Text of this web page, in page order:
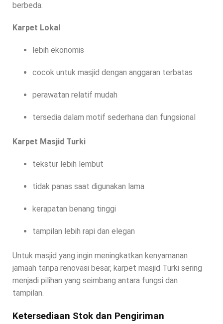
berbeda.
Karpet Lokal
lebih ekonomis
cocok untuk masjid dengan anggaran terbatas
perawatan relatif mudah
tersedia dalam motif sederhana dan fungsional
Karpet Masjid Turki
tekstur lebih lembut
tidak panas saat digunakan lama
kerapatan benang tinggi
tampilan lebih rapi dan elegan
Untuk masjid yang ingin meningkatkan kenyamanan
jamaah tanpa renovasi besar, karpet masjid Turki sering
menjadi pilihan yang seimbang antara fungsi dan
tampilan.
Ketersediaan Stok dan Pengiriman